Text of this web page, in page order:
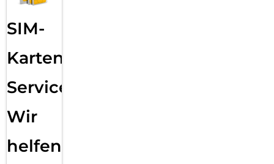
SIM-
Karten
Service:
Wir
helfen